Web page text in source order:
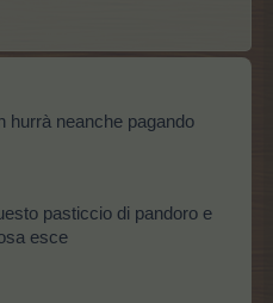
hurrà neanche pagando
pasticcio di pandoro e
esce